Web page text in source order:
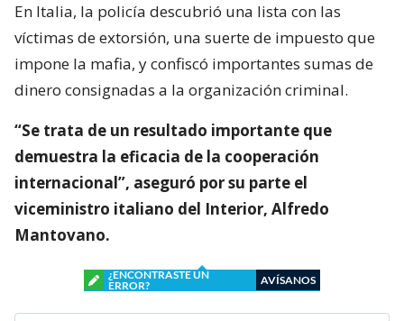
En Italia, la policía descubrió una lista con las
víctimas de extorsión, una suerte de impuesto que
impone la mafia, y confiscó importantes sumas de
dinero consignadas a la organización criminal.
“Se trata de un resultado importante que
demuestra la eficacia de la cooperación
internacional”, aseguró por su parte el
viceministro italiano del Interior, Alfredo
Mantovano.
¿ENCONTRASTE UN
ERROR?
AVÍSANOS